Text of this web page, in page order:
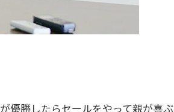
優勝したらセールをやって親が喜ぶ